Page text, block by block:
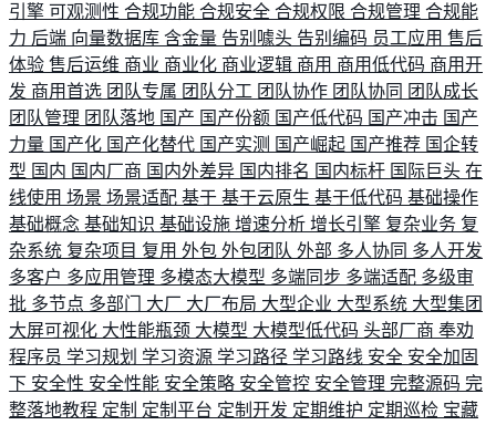
引擎 可观测性 合规功能 合规安全 合规权限 合规管理 合规能
力 后端 向量数据库 含金量 告别噱头 告别编码 员工应用 售后
体验 售后运维 商业 商业化 商业逻辑 商用 商用低代码 商用开
发 商用首选 团队专属 团队分工 团队协作 团队协同 团队成长
团队管理 团队落地 国产 国产份额 国产低代码 国产冲击 国产
力量 国产化 国产化替代 国产实测 国产崛起 国产推荐 国企转
型 国内 国内厂商 国内外差异 国内排名 国内标杆 国际巨头 在
线使用 场景 场景适配 基于 基于云原生 基于低代码 基础操作
基础概念 基础知识 基础设施 增速分析 增长引擎 复杂业务 复
杂系统 复杂项目 复用 外包 外包团队 外部 多人协同 多人开发
多客户 多应用管理 多模态大模型 多端同步 多端适配 多级审
批 多节点 多部门 大厂 大厂布局 大型企业 大型系统 大型集团
大屏可视化 大性能瓶颈 大模型 大模型低代码 头部厂商 奉劝
程序员 学习规划 学习资源 学习路径 学习路线 安全 安全加固
下 安全性 安全性能 安全策略 安全管控 安全管理 完整源码 完
整落地教程 定制 定制平台 定制开发 定期维护 定期巡检 宝藏